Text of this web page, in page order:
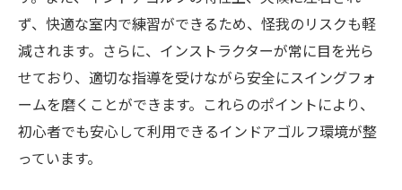
初心者でも安心して始められるCaddyのインドア
ゴルフ
初心者向けの充実したサポート体制
初めての人でも安心な理由とは
成功するゴルフデビューの秘訣
厚木市での初心者歓迎のスクール選び
ず、快適な室内で練習ができるため、怪我のリスクも軽
減されます。さらに、インストラクターが常に目を光ら
せており、適切な指導を受けながら安全にスイングフォ
ームを磨くことができます。これらのポイントにより、
初心者でも安心して利用できるインドアゴルフ環境が整
っています。